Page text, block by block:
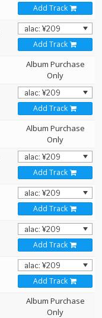
Add Track
Add Track
Album Purchase
Only
Add Track
Album Purchase
Only
Add Track
Add Track
Add Track
Add Track
Album Purchase
Only